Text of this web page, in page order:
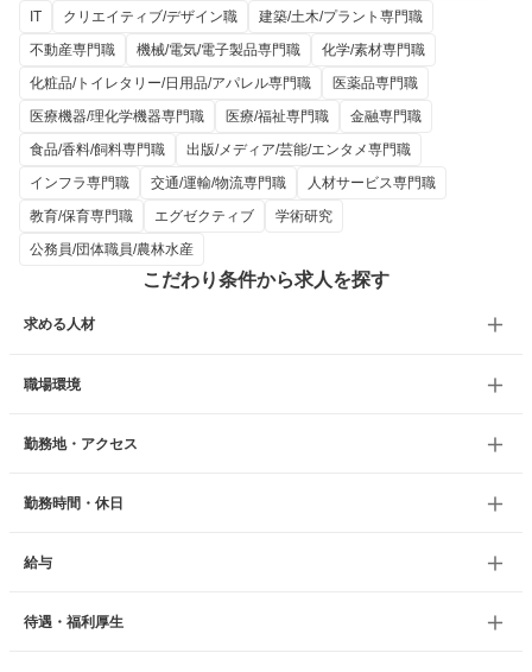
IT
クリエイティブ/デザイン職
建築/土木/プラント専門職
不動産専門職
機械/電気/電子製品専門職
化学/素材専門職
化粧品/トイレタリー/日用品/アパレル専門職
医薬品専門職
医療機器/理化学機器専門職
医療/福祉専門職
金融専門職
食品/香料/飼料専門職
出版/メディア/芸能/エンタメ専門職
インフラ専門職
交通/運輸/物流専門職
人材サービス専門職
教育/保育専門職
エグゼクティブ
学術研究
公務員/団体職員/農林水産
こだわり条件から求人を探す
求める人材
職場環境
勤務地・アクセス
勤務時間・休日
給与
待遇・福利厚生